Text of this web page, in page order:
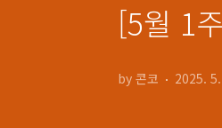
[5월 1
by 콘코 2025.